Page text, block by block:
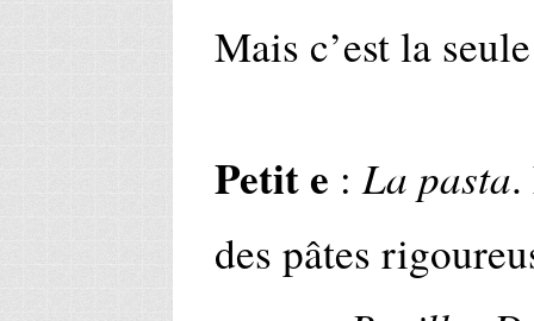
Mais c’est la
Petit e :La pasta.
des pâtes